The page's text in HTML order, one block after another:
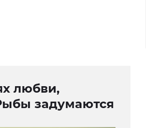
любви,
задумаются